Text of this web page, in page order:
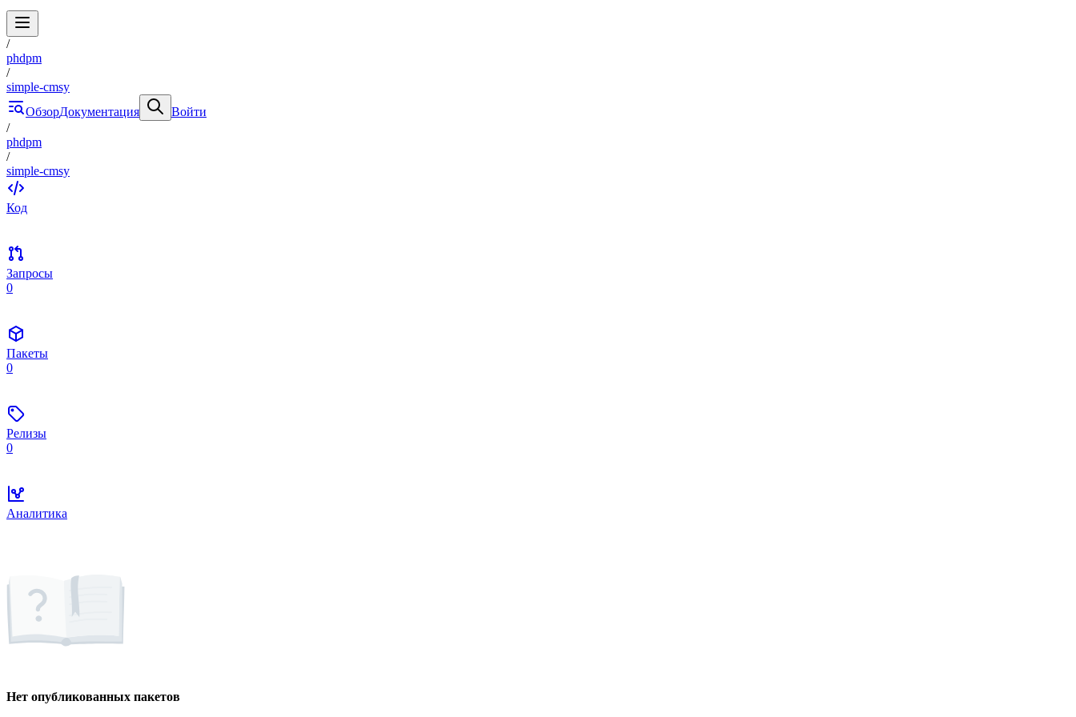
/
phdpm
/
simple-cmsy
ОбзорДокументация
Войти
/
phdpm
/
simple-cmsy
Код
Запросы
0
Пакеты
0
Релизы
0
Аналитика
Нет опубликованных пакетов